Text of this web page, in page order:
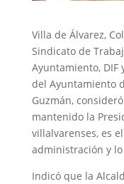
Villa de Álvarez,
Sindicato de
Ayuntamiento, DIF
del Ayuntamiento
Guzmán,
mantenido la
villalvarenses, es
administración y
Indicó que la